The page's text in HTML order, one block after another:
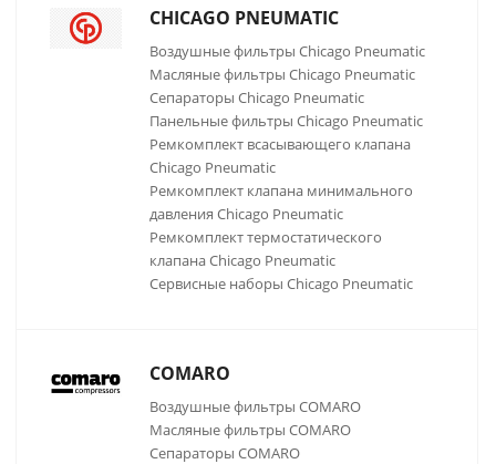
CHICAGO PNEUMATIC
Воздушные фильтры Chicago Pneumatic
Масляные фильтры Chicago Pneumatic
Сепараторы Chicago Pneumatic
Панельные фильтры Chicago Pneumatic
Ремкомплект всасывающего клапана
Chicago Pneumatic
Ремкомплект клапана минимального
давления Chicago Pneumatic
Ремкомплект термостатического
клапана Chicago Pneumatic
Сервисные наборы Chicago Pneumatic
COMARO
Воздушные фильтры COMARO
Масляные фильтры COMARO
Сепараторы COMARO